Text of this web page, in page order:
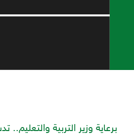
برعاية وزير التربية